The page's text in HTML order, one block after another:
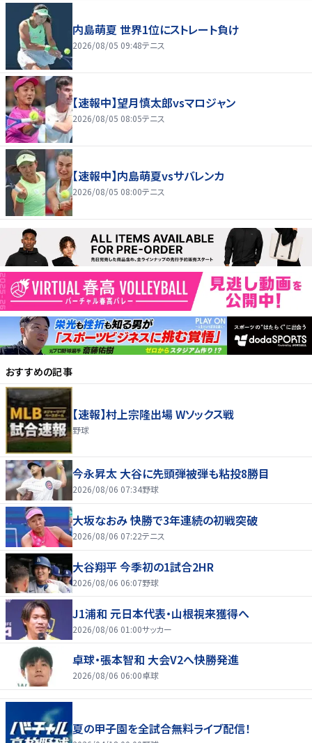
内島萌夏 世界1位にストレート負け
2026/08/05 09:48テニス
【速報中】望月慎太郎vsマロジャン
2026/08/05 08:05テニス
【速報中】内島萌夏vsサバレンカ
2026/08/05 08:00テニス
おすすめの記事
【速報】村上宗隆出場 Wソックス戦
野球
今永昇太 大谷に先頭弾被弾も粘投8勝目
2026/08/06 07:34野球
大坂なおみ 快勝で3年連続の初戦突破
2026/08/06 07:22テニス
大谷翔平 今季初の1試合2HR
2026/08/06 06:07野球
J1浦和 元日本代表・山根視来獲得へ
2026/08/06 01:00サッカー
卓球・張本智和 大会V2へ快勝発進
2026/08/06 06:00卓球
夏の甲子園を全試合無料ライブ配信！